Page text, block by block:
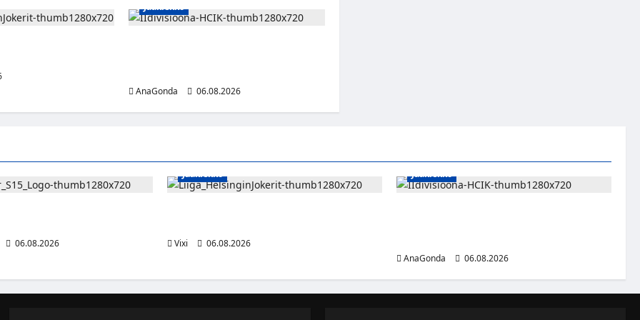
Jääkiekko
AnaGonda
06.08.2026
06.08.2026
Jääkiekko
Vixi
06.08.2026
Jääkiekko
AnaGonda
06.08.2026